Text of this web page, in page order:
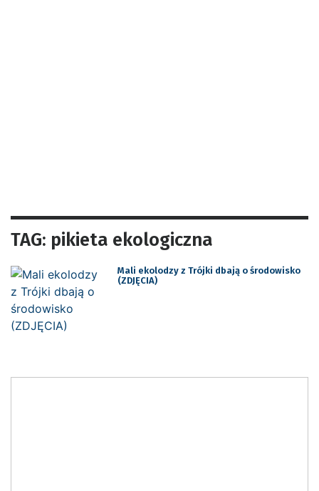
TAG: pikieta ekologiczna
Mali ekolodzy z Trójki dbają o środowisko
(ZDJĘCIA)